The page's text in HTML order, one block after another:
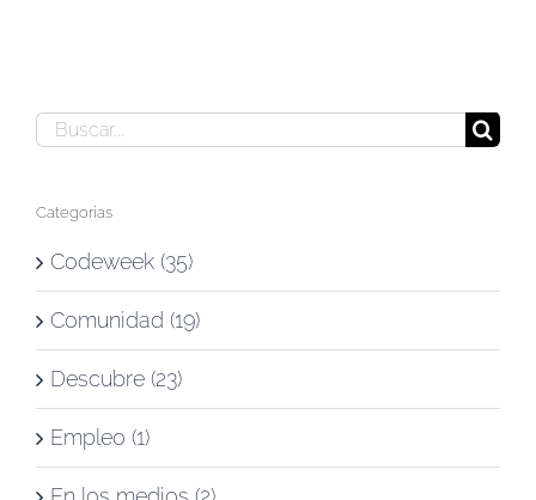
Buscar:
Categorías
Codeweek (35)
Comunidad (19)
Descubre (23)
Empleo (1)